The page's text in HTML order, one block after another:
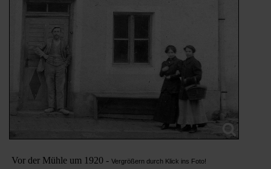
Vor der Mühle um 1920 - Vergrößern durch Klick ins Foto!